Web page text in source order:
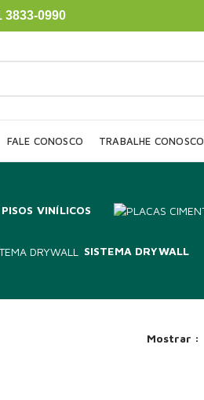
3833-0990
FALE CONOSCO TRABALHE CONOSCO
PISOS VINÍLICOS
SISTEMA DRYWALL
Mostrar